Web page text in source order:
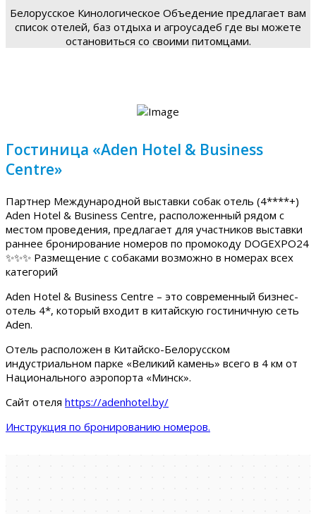
Белорусское Кинологическое Объедение предлагает вам
список отелей, баз отдыха и агроусадеб где вы можете
остановиться со своими питомцами.
Гостиница «Aden Hotel & Business
Centre»
Партнер Международной выставки собак отель (4****+)
Aden Hotel & Business Centre, расположенный рядом с
местом проведения, предлагает для участников выставки
раннее бронирование номеров по промокоду DOGEXPO24
✨✨✨ Размещение с собаками возможно в номерах всех
категорий
Aden Hotel & Business Centre – это современный бизнес-
отель 4*, который входит в китайскую гостиничную сеть
Aden.
Отель расположен в Китайско-Белорусском
индустриальном парке «Великий камень» всего в 4 км от
Национального аэропорта «Минск».
Сайт отеля https://adenhotel.by/
Инструкция по бронированию номеров.